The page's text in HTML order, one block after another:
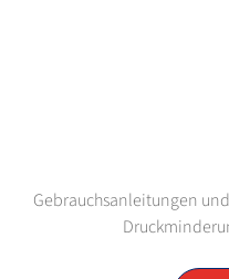
Gebrauchsanleitungen